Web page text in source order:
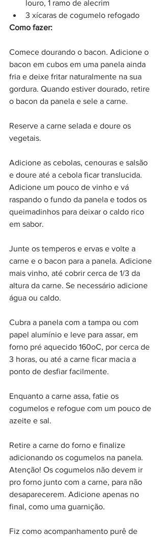
louro, 1 ramo de alecrim
3 xícaras de cogumelo refogado
Como fazer:
Comece dourando o bacon. Adicione o
bacon em cubos em uma panela ainda
fria e deixe fritar naturalmente na sua
gordura. Quando estiver dourado, retire
o bacon da panela e sele a carne.
Reserve a carne selada e doure os
vegetais.
Adicione as cebolas, cenouras e salsão
e doure até a cebola ficar translucida.
Adicione um pouco de vinho e vá
raspando o fundo da panela e todos os
queimadinhos para deixar o caldo rico
em sabor.
Junte os temperos e ervas e volte a
carne e o bacon para a panela. Adicione
mais vinho, até cobrir cerca de 1/3 da
altura da carne. Se necessário adicione
água ou caldo.
Cubra a panela com a tampa ou com
papel alumínio e leve para assar, em
forno pré aquecido 160oC, por cerca de
3 horas, ou até a carne ficar macia a
ponto de desfiar facilmente.
Enquanto a carne assa, fatie os
cogumelos e refogue com um pouco de
azeite e sal.
Retire a carne do forno e finalize
adicionando os cogumelos na panela.
Atenção! Os cogumelos não devem ir
pro forno junto com a carne, para não
desaparecerem. Adicione apenas no
final, como uma guarnição.
Fiz como acompanhamento purê de